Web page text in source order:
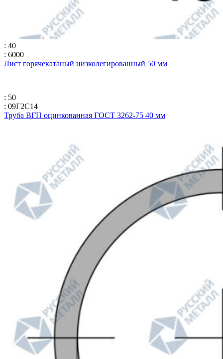
: 40
: 6000
Лист горячекатаный низколегированный 50 мм
: 50
: 09Г2С14
Труба ВГП оцинкованная ГОСТ 3262-75 40 мм